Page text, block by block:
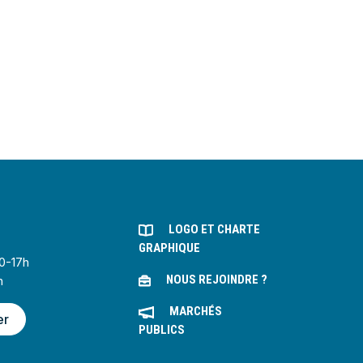
17h
LOGO ET CHARTE
GRAPHIQUE
NOUS REJOINDRE ?
MARCHÉS
PUBLICS